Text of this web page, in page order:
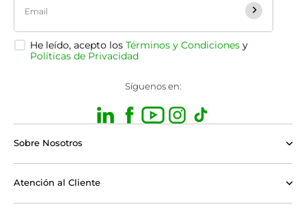
He leído, acepto los Términos y Condicionesy
Políticas de Privacidad
Síguenos en:
Sobre Nosotros
Atención al Cliente